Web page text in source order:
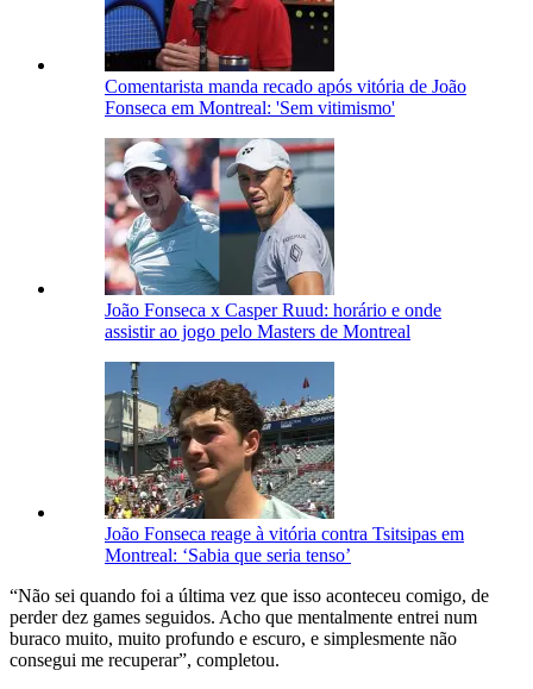
Comentarista manda recado após vitória de João
Fonseca em Montreal: 'Sem vitimismo'
João Fonseca x Casper Ruud: horário e onde
assistir ao jogo pelo Masters de Montreal
João Fonseca reage à vitória contra Tsitsipas em
Montreal: ‘Sabia que seria tenso’
“Não sei quando foi a última vez que isso aconteceu comigo, de
perder dez games seguidos. Acho que mentalmente entrei num
buraco muito, muito profundo e escuro, e simplesmente não
consegui me recuperar”, completou.